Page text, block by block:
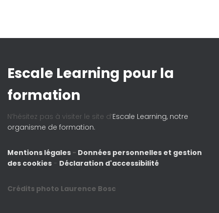
Escale Learning pour la
formation
N’hésitez pas à visiter le site d’Escale Learning, notre
organisme de formation.
Mentions légales - Données personnelles et gestion
des cookies - Déclaration d'accessibilité
Crédits photo Laurence Bosc